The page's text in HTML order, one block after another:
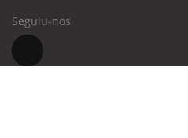
Seguiu-nos